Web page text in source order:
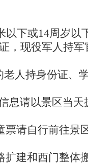
以下或14周岁以
，现役军人持
老人持身份证、
息请以景区当天
票请自行前往景
扩建和西门整体